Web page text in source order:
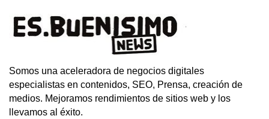
Somos una aceleradora de negocios digitales
especialistas en contenidos, SEO, Prensa, creación de
medios. Mejoramos rendimientos de sitios web y los
llevamos al éxito.